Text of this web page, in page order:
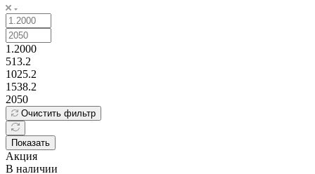
700
Высота, см
1.2000
513.2
1025.2
1538.2
2050
Очистить фильтр
Показать